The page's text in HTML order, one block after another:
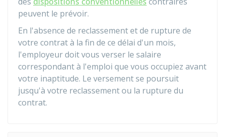
peuvent le prévoir.
En l'absence de reclassement et de rupture de
votre contrat à la fin de ce délai d'un mois,
l'employeur doit vous verser le salaire
correspondant à l'emploi que vous occupiez avant
votre inaptitude. Le versement se poursuit
jusqu'à votre reclassement ou la rupture du
contrat.